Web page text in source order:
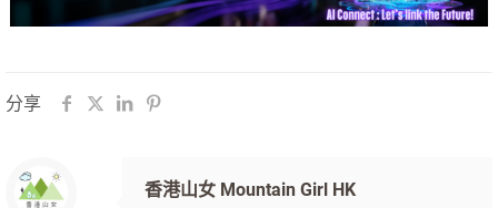
分享
香港山女 Mountain Girl HK